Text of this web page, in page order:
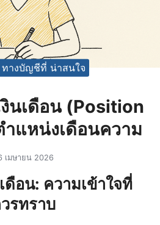
างบัญชีที่ น่าสนใจ
นเดือน (Position
แหน่งเดือนความ
เมษายน 2026
ดือน: ความเข้าใจที่
รทราบ